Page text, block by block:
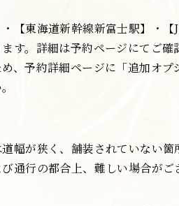
・【東海道新幹線新富士駅】・
す。詳細は予約ページにてご確
、予約詳細ページに「追加オ
幅が狭く、舗装されていない
通行の都合上、難しい場合が